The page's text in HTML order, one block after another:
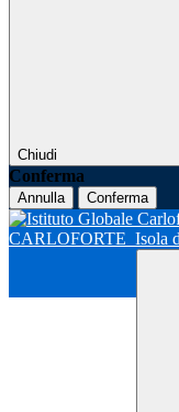
Chiudi
Conferma
Annulla Conferma
CARLOFORTE Isola